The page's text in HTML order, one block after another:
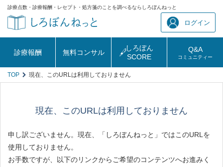
診療点数・診療報酬・レセプト・処方箋のことを調べるならしろぼんねっと
ログイン
診療報酬 無料コンサル
しろぼん
SCORE
Q&A
コミュニティー
TOP 現在、このURLは利用しておりません
現在、このURLは利用しておりません
申し訳ございません。現在、「しろぼんねっと」ではこのURLを
使用しておりません。
お手数ですが、以下のリンクからご希望のコンテンツへお進みく